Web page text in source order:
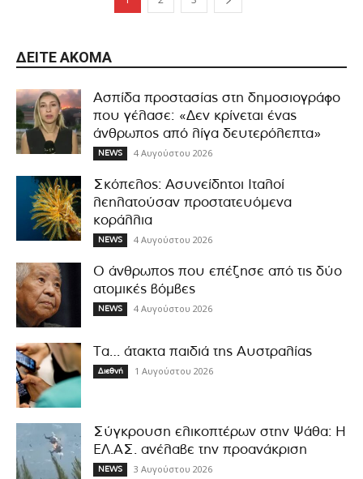
ΔΕΊΤΕ ΑΚΌΜΑ
Ασπίδα προστασίας στη δημοσιογράφο
που γέλασε: «Δεν κρίνεται ένας
άνθρωπος από λίγα δευτερόλεπτα»
NEWS 4 Αυγούστου 2026
Σκόπελος: Ασυνείδητοι Ιταλοί
λεηλατούσαν προστατευόμενα
κοράλλια
NEWS 4 Αυγούστου 2026
Ο άνθρωπος που επέζησε από τις δύο
ατομικές βόμβες
NEWS 4 Αυγούστου 2026
Τα… άτακτα παιδιά της Αυστραλίας
Διεθνή 1 Αυγούστου 2026
Σύγκρουση ελικοπτέρων στην Ψάθα: Η
ΕΛ.ΑΣ. ανέλαβε την προανάκριση
NEWS 3 Αυγούστου 2026